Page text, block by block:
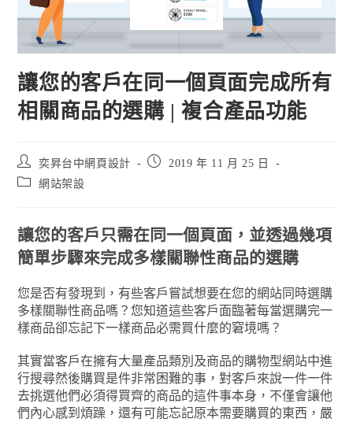
讓您的客戶在同一個頁面完成所有
相關商品的選購 | 複合產品功能
奕昇台中網頁設計
2019 年 11 月 25 日
網站架設
讓您的客戶只需在同一個頁面，並透過幾項
簡單步驟來完成多樣關聯性商品的選購
您是否有發現到，有些客戶嘗試想要在您的網站同時選購
多樣關聯性商品嗎？您知道這些客戶面臨著每當選購完一
樣商品卻忘記下一樣商品必需買什麼的窘境嗎？
其實當客戶在擁有大量產品類別及商品的購物型網站中進
行搜尋然後購買是件非常困難的事，對客戶來說一件一件
去挑選他們必須得買齊的商品的這件事本身，不僅會讓他
們內心感到煩躁，還有可能忘記原本需要購買的東西，嚴